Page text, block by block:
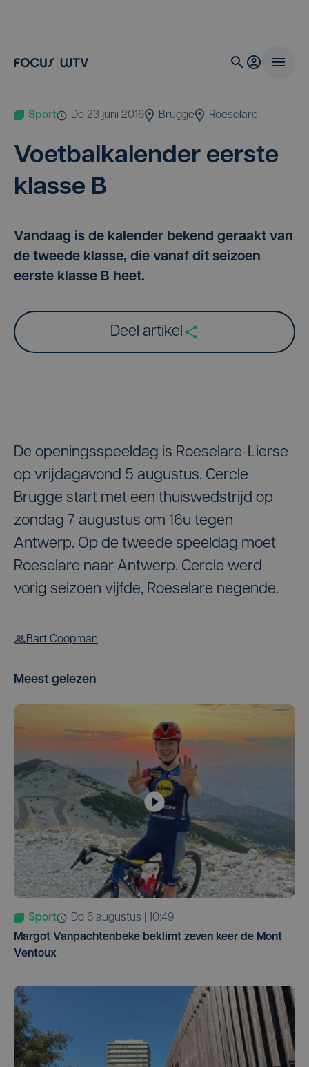
Sport do 23 juni 2016 Brugge Roeselare
Voet­bal­ka­len­der eer­ste
klas­se B
Vandaag is de kalender bekend geraakt van
de tweede klasse, die vanaf dit seizoen
eerste klasse B heet.
Deel artikel
De openingsspeeldag is Roeselare-Lierse
op vrijdagavond 5 augustus. Cercle
Brugge start met een thuiswedstrijd op
zondag 7 augustus om 16u tegen
Antwerp. Op de tweede speeldag moet
Roeselare naar Antwerp. Cercle werd
vorig seizoen vijfde, Roeselare negende.
Bart Coopman
Meest gelezen
Sport
do 6 augustus | 10:49
Margot Vanpachtenbeke beklimt zeven keer de Mont
Ventoux